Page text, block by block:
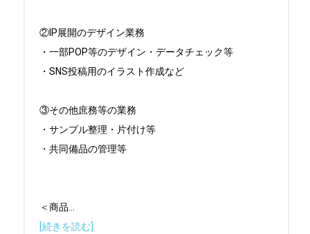
②IP展開のデザイン業務
・一部POP等のデザイン・データチェック等
・SNS投稿用のイラスト作成など
③その他庶務等の業務
・サンプル整理・片付け等
・共同備品の管理等
＜商品
[続きを読む]